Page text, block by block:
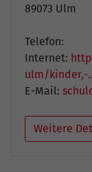
89073 Ulm
Telefon:
Internet:
ulm/kinder,-
E-Mail:
Weitere